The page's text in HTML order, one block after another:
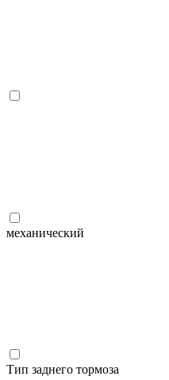
механический
Тип заднего тормоза